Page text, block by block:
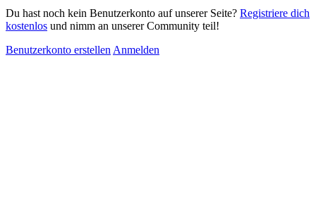
Du hast noch kein Benutzerkonto auf unserer Seite? Registriere dich
kostenlos und nimm an unserer Community teil!
Benutzerkonto erstellenAnmelden